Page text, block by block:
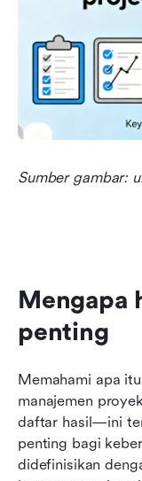
Sumber gambar:
Mengapa
penting
Memahami apa
manajemen
daftar hasil—ini
penting bagi
didefinisikan